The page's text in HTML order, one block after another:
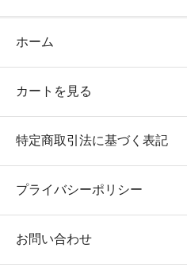
ホーム
カートを見る
特定商取引法に基づく表記
プライバシーポリシー
お問い合わせ